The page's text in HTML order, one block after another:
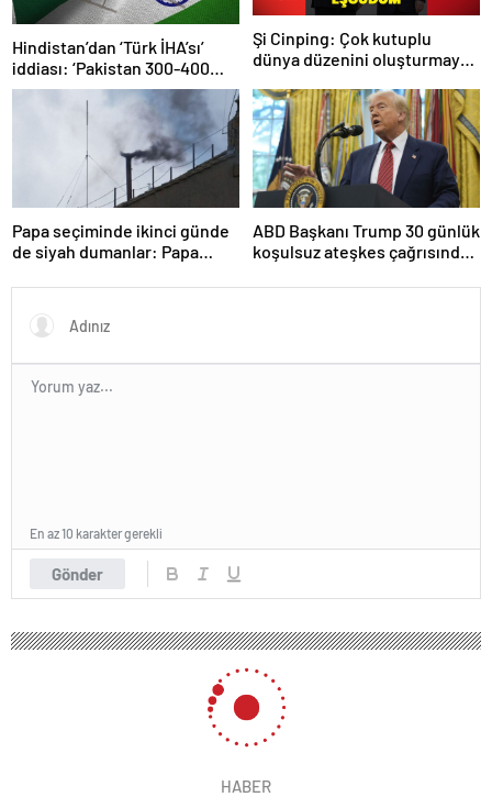
Hindistan’dan ‘Türk İHA’sı’
iddiası: ‘Pakistan 300-400
tanesi ile 36 noktaya sızdı’
Şi Cinping: Çok kutuplu
dünya düzenini oluşturmaya
Papa seçiminde ikinci günde
de siyah dumanlar: Papa
ABD Başkanı Trump 30 günlük
koşulsuz ateşkes çağrısında
Gönder
En az 10 karakter gerekli
HABER